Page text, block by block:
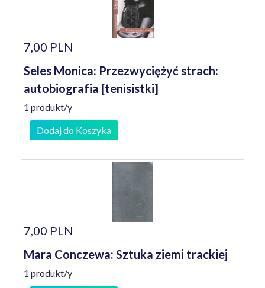
7,00 PLN
Seles Monica: Przezwyciężyć strach:
autobiografia [tenisistki]
1 produkt/y
Dodaj do Koszyka
7,00 PLN
Mara Conczewa: Sztuka ziemi trackiej
1 produkt/y